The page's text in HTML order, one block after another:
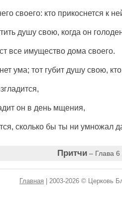
своего: кто прикоснется к
душу свою, когда он
все имущество дома своего.
ума; тот губит душу свою, кто
он в день мщения,
сколько бы ты ни умножал
Притчи – Глава 6
Главная | 2003-2026 © Церковь